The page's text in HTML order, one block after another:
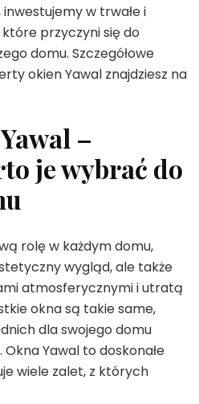
w trwałe i
przyczyni się do
domu. Szczegółowe
okien Yawal znajdziesz na
–
je wybrać do
rolę w każdym domu,
wygląd, ale także
atmosferycznymi i utratą
okna są takie same,
dla swojego domu
Yawal to doskonałe
wiele zalet, z których